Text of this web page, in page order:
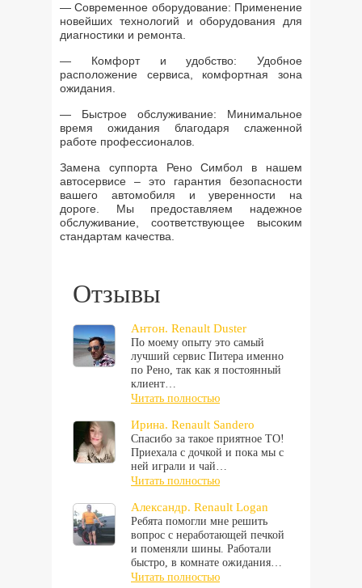
— Современное оборудование: Применение
новейших технологий и оборудования для
диагностики и ремонта.
— Комфорт и удобство: Удобное
расположение сервиса, комфортная зона
ожидания.
— Быстрое обслуживание: Минимальное
время ожидания благодаря слаженной
работе профессионалов.
Замена суппорта Рено Симбол в нашем
автосервисе – это гарантия безопасности
вашего автомобиля и уверенности на
дороге. Мы предоставляем надежное
обслуживание, соответствующее высоким
стандартам качества.
Отзывы
Антон. Renault Duster
По моему опыту это самый
лучший сервис Питера именно
по Рено, так как я постоянный
клиент…
Читать полностью
Ирина. Renault Sandero
Спасибо за такое приятное ТО!
Приехала с дочкой и пока мы с
ней играли и чай…
Читать полностью
Александр. Renault Logan
Ребята помогли мне решить
вопрос с неработающей печкой
и поменяли шины. Работали
быстро, в комнате ожидания…
Читать полностью